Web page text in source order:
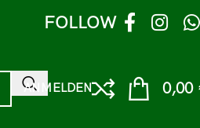
FOLLOW
ANMELDEN 0,00